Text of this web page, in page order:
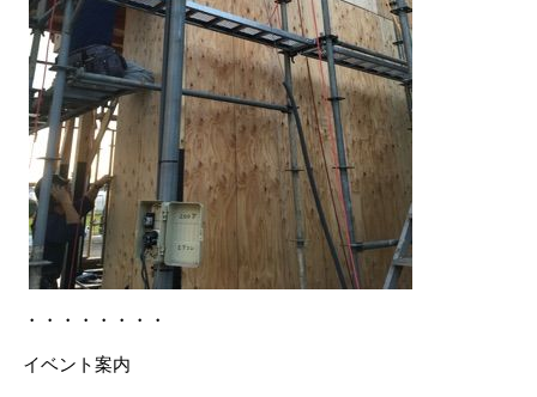
・・・・・・・・
イベント案内